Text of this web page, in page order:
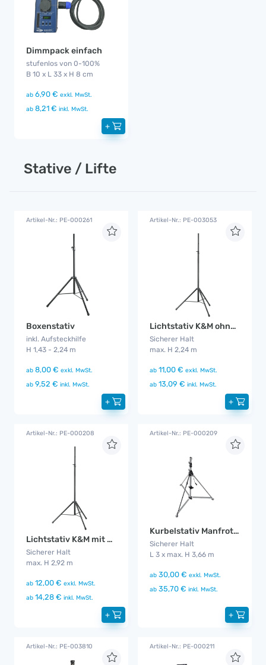
Dimmpack einfach
stufenlos von 0-100%
B 10 x L 33 x H 8 cm
ab 6,90 € exkl. MwSt.
ab 8,21 € inkl. MwSt.
+
Stative / Lifte
Artikel-Nr.: PE-000261
Boxenstativ
inkl. Aufsteckhilfe
H 1,43 - 2,24 m
ab 8,00 € exkl. MwSt.
ab 9,52 € inkl. MwSt.
+
Artikel-Nr.: PE-003053
Lichtstativ K&M ohne Aufsatz
Sicherer Halt
max. H 2,24 m
ab 11,00 € exkl. MwSt.
ab 13,09 € inkl. MwSt.
+
Artikel-Nr.: PE-000208
Lichtstativ K&M mit Aufsatz
Sicherer Halt
max. H 2,92 m
ab 12,00 € exkl. MwSt.
ab 14,28 € inkl. MwSt.
+
Artikel-Nr.: PE-000209
Kurbelstativ Manfrotty
Sicherer Halt
L 3 x max. H 3,66 m
ab 30,00 € exkl. MwSt.
ab 35,70 € inkl. MwSt.
+
Artikel-Nr.: PE-003810 Artikel-Nr.: PE-000211